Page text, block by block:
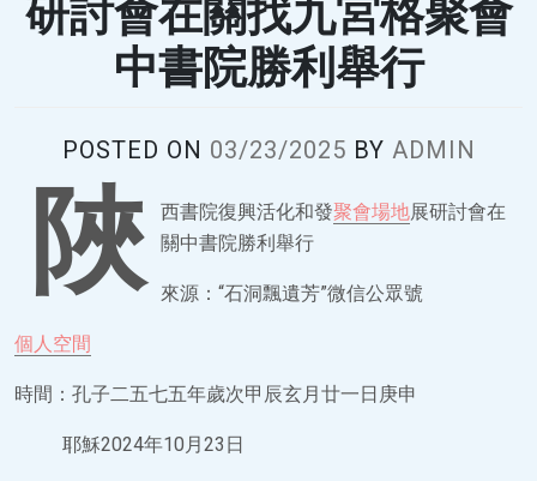
研討會在關找九宮格聚會
中書院勝利舉行
POSTED ON 03/23/2025 BY ADMIN
陜 西書院復興活化和發聚會場地展研討會在
關中書院勝利舉行
來源：“石洞飄遺芳”微信公眾號
個人空間
時間：孔子二五七五年歲次甲辰玄月廿一日庚申
耶穌2024年10月23日